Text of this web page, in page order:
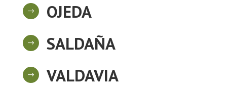
$ OJEDA
$ SALDAÑA
$ VALDAVIA